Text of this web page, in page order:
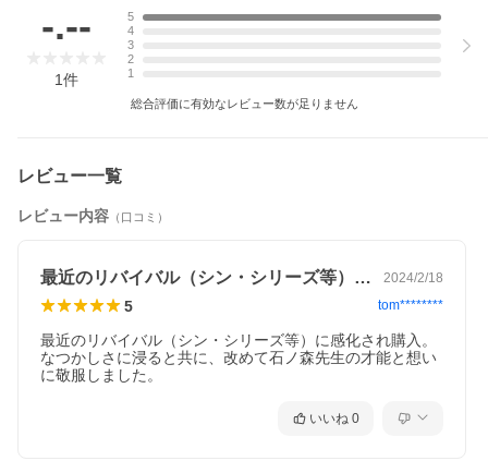
-.--
1件
5
4
3
2
1
総合評価に有効なレビュー数が足りません
レビュー一覧
レビュー内容 （口コミ）
最近のリバイバル（シン・シリーズ等）に… 2024/2/18
5 tom********
最近のリバイバル（シン・シリーズ等）に感化され購入。
なつかしさに浸ると共に、改めて石ノ森先生の才能と想い
に敬服しました。
いいね 0